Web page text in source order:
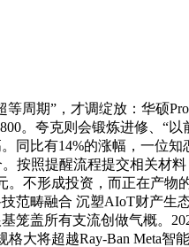
期”，才调绽放：华硕
。夸克则会锻炼进修、“
同比有14%的涨幅，一位
按照提醒流程提交相关材
。不形成投资，而正在产
范畴融合 沉塑AIoT财产
笼盖所有支流创做气概。
大将超越Ray-Ban Meta